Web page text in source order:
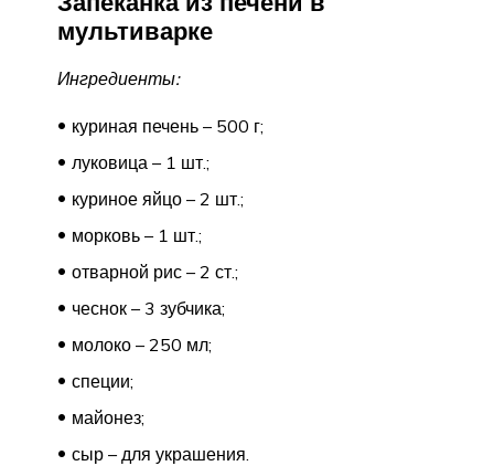
мультиварке
Ингредиенты:
куриная печень – 500 г;
луковица – 1 шт.;
куриное яйцо – 2 шт.;
морковь – 1 шт.;
отварной рис – 2 ст.;
чеснок – 3 зубчика;
молоко – 250 мл;
специи;
майонез;
сыр – для украшения.